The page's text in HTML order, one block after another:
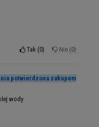
Co
są bezpieczne i
Tak 0 Nie 0
potwierdzona zakupem
wody